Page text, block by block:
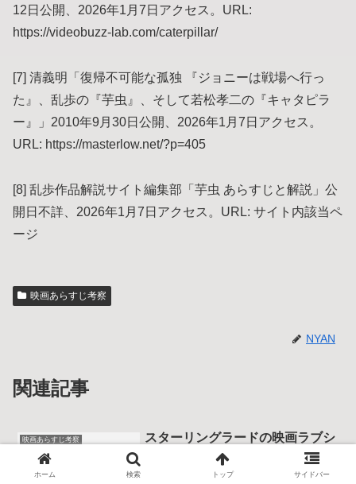
12日公開、2026年1月7日アクセス。URL:
https://videobuzz-lab.com/caterpillar/
[7] 清義明「復帰不可能な孤独 『ジョニーは戦場へ行っ
た』、乱歩の『芋虫』、そして若松孝二の『キャタピラ
ー』」2010年9月30日公開、2026年1月7日アクセス。
URL: https://masterlow.net/?p=405
[8] 乱歩作品解説サイト編集部「芋虫 あらすじと解説」公
開日不詳、2026年1月7日アクセス。URL: サイト内該当ペ
ージ
映画あらすじ考察
NYAN
関連記事
映画あらすじ考察
スターリングラードの映画ラブシ
ーンを読み解く｜戦場の恋と死を
そっと見つめてみよう
ホーム 検索 トップ サイドバー